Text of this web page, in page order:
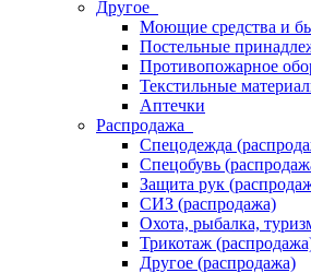
Другое
Моющие средства и
Постельные
Противопожарное
Текстильные
Аптечки
Распродажа
Спецодежда
Спецобувь
Защита рук
СИЗ (распродажа)
Охота, рыбалка,
Трикотаж
Другое (распродажа)